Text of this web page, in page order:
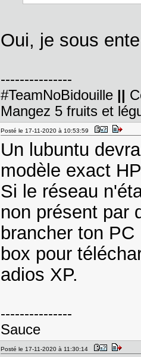
Oui, je sous
---------------
#TeamNoBidouille ||
Mangez 5 fruits et
Posté le 17-11-2020 à 10:53:59
Un lubuntu
modèle exact
Si le réseau
non présent par
brancher ton
box pour
adios XP.
---------------
Sauce
Posté le 17-11-2020 à 11:30:14